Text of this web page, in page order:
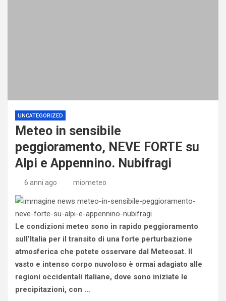
UNCATEGORIZED
Meteo in sensibile
peggioramento, NEVE FORTE su
Alpi e Appennino. Nubifragi
6 anni ago miometeo
Le condizioni meteo sono in rapido peggioramento
sull’Italia per il transito di una forte perturbazione
atmosferica che potete osservare dal Meteosat. Il
vasto e intenso corpo nuvoloso è ormai adagiato alle
regioni occidentali italiane, dove sono iniziate le
precipitazioni, con …